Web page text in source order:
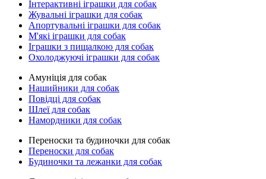
Інтерактивні іграшки для собак
Жувальні іграшки для собак
Апортувальні іграшки для собак
М'які іграшки для собак
Іграшки з пищалкою для собак
Охолоджуючі іграшки для собак
Амуніція для собак
Нашийники для собак
Повідці для собак
Шлеї для собак
Намордники для собак
Переноски та будиночки для собак
Переноски для собак
Будиночки та лежанки для собак